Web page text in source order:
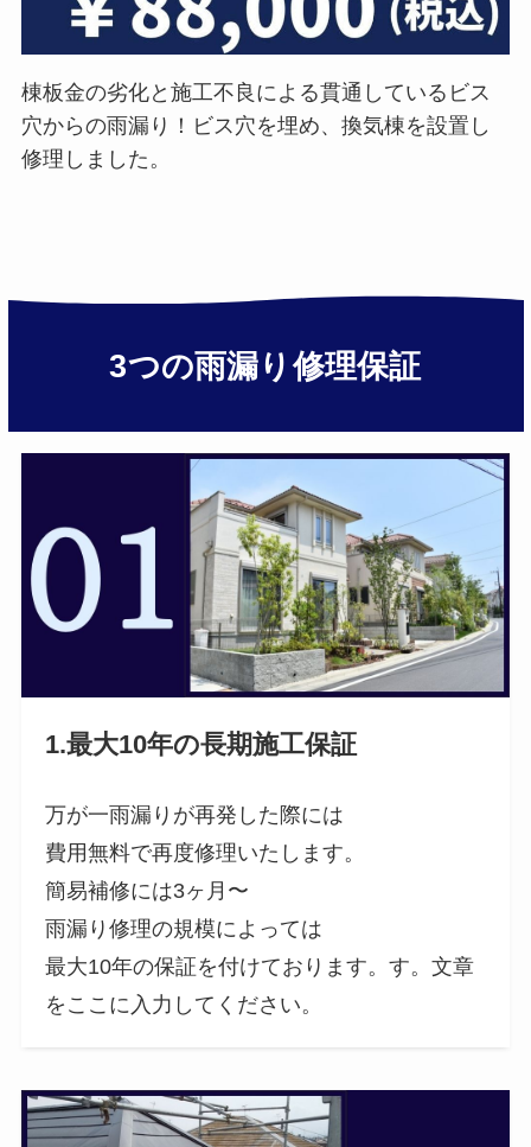
棟板金の劣化と施工不良による貫通しているビス
穴からの雨漏り！ビス穴を埋め、換気棟を設置し
修理しました。
3つの雨漏り修理保証
1.最大10年の長期施工保証
万が一雨漏りが再発した際には
費用無料で再度修理いたします。
簡易補修には3ヶ月〜
雨漏り修理の規模によっては
最大10年の保証を付けております。す。文章
をここに入力してください。